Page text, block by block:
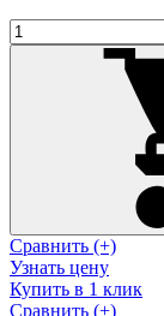
Сравнить (+)
Узнать цену
Купить в 1 клик
Сравнить (+)